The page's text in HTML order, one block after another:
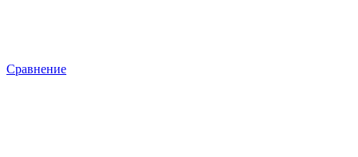
Сравнение